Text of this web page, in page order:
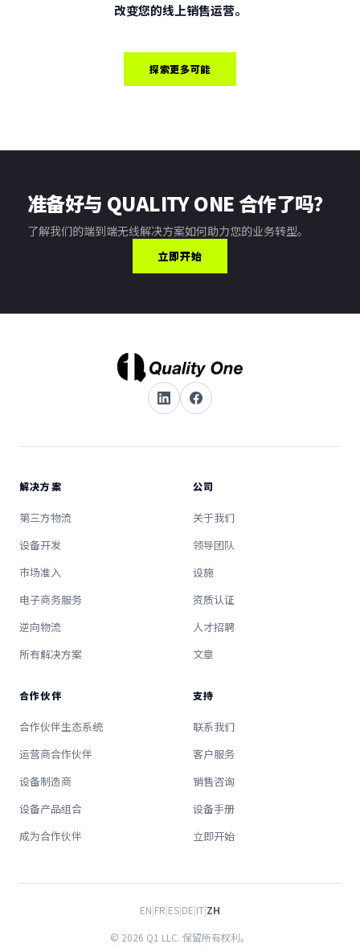
改变您的线上销售运营。
探索更多可能
准备好与 QUALITY ONE 合作了吗？
了解我们的端到端无线解决方案如何助力您的业务转型。
立即开始
解决方案
第三方物流
设备开发
市场准入
电子商务服务
逆向物流
所有解决方案
公司
关于我们
领导团队
设施
资质认证
人才招聘
文章
合作伙伴
合作伙伴生态系统
运营商合作伙伴
设备制造商
设备产品组合
成为合作伙伴
支持
联系我们
客户服务
销售咨询
设备手册
立即开始
EN|FR|ES|DE|IT|ZH
© 2026 Q1 LLC. 保留所有权利。